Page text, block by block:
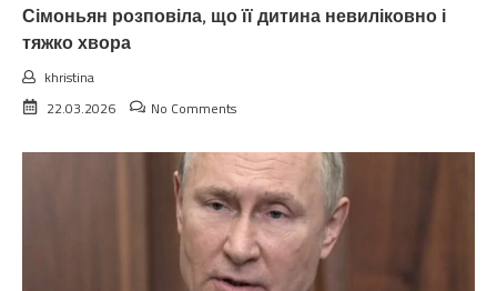
Сімоньян розповіла, що її дитина невиліковно і
тяжко хвора
khristina
22.03.2026
No Comments